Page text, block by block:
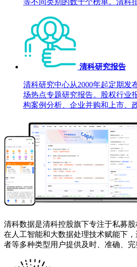
清科研究报告
清科研究中心从2000年起定期发
场热点专题研究报告。股权行业
构案例分析、企业并购和上市、
清科数据是清科控股旗下专注于私募
在人工智能和大数据处理技术赋能下
者等多种类型用户提供及时、准确、完